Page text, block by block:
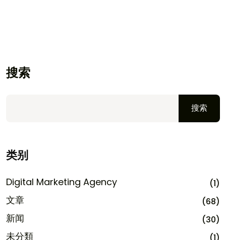
搜索
搜索
类别
Digital Marketing Agency (1)
文章 (68)
新闻 (30)
未分類